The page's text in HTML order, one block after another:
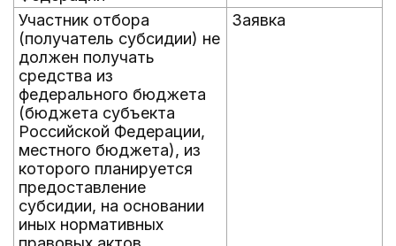
Участник отбора
(получатель субсидии) не
должен получать
средства из
федерального бюджета
(бюджета субъекта
Российской Федерации,
местного бюджета), из
которого планируется
предоставление
субсидии, на основании
иных нормативных
Заявка